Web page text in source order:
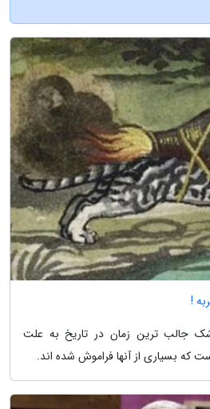
!
جالب ترین زمان در تاریخ به علت
که بسیاری از آنها فراموش شده اند.